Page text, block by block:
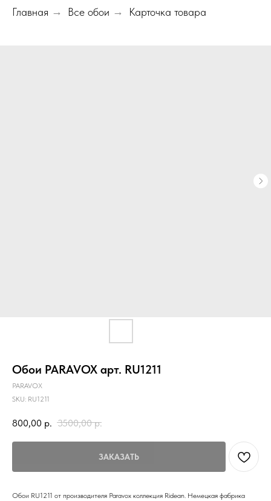
Главная → Все обои → Карточка товара
Обои PARAVOX арт. RU1211
PARAVOX
SKU: RU1211
800,00 р. 3500,00 р.
ЗАКАЗАТЬ
Обои RU1211 от производителя Paravox коллекция Ridean. Немецкая фабрика